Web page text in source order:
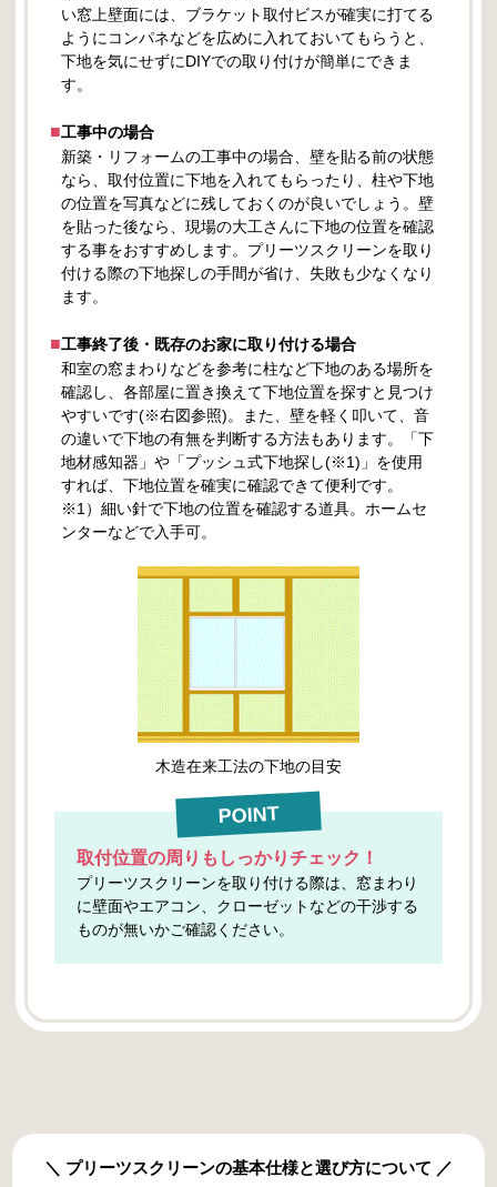
い窓上壁面には、ブラケット取付ビスが確実に打てる
ようにコンパネなどを広めに入れておいてもらうと、
下地を気にせずにDIYでの取り付けが簡単にできま
す。
工事中の場合
新築・リフォームの工事中の場合、壁を貼る前の状態
なら、取付位置に下地を入れてもらったり、柱や下地
の位置を写真などに残しておくのが良いでしょう。壁
を貼った後なら、現場の大工さんに下地の位置を確認
する事をおすすめします。プリーツスクリーンを取り
付ける際の下地探しの手間が省け、失敗も少なくなり
ます。
工事終了後・既存のお家に取り付ける場合
和室の窓まわりなどを参考に柱など下地のある場所を
確認し、各部屋に置き換えて下地位置を探すと見つけ
やすいです(※右図参照)。また、壁を軽く叩いて、音
の違いで下地の有無を判断する方法もあります。「下
地材感知器」や「プッシュ式下地探し(※1)」を使用
すれば、下地位置を確実に確認できて便利です。
※1）細い針で下地の位置を確認する道具。ホームセ
ンターなどで入手可。
木造在来工法の下地の目安
POINT
取付位置の周りもしっかりチェック！
プリーツスクリーンを取り付ける際は、窓まわり
に壁面やエアコン、クローゼットなどの干渉する
ものが無いかご確認ください。
プリーツスクリーンの基本仕様と選び方について